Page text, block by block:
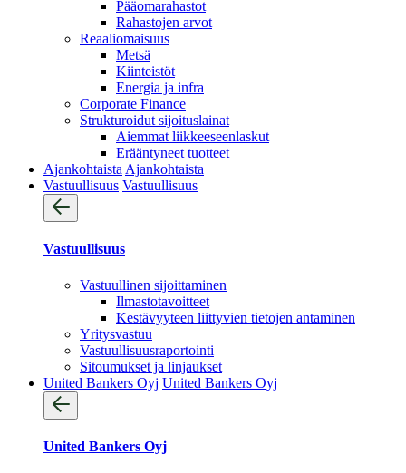
Pääomarahastot
Rahastojen arvot
Reaaliomaisuus
Metsä
Kiinteistöt
Energia ja infra
Corporate Finance
Strukturoidut sijoituslainat
Aiemmat liikkeeseenlaskut
Erääntyneet tuotteet
Ajankohtaista Ajankohtaista
Vastuullisuus Vastuullisuus
Vastuullisuus
Vastuullinen sijoittaminen
Ilmastotavoitteet
Kestävyyteen liittyvien tietojen antaminen
Yritysvastuu
Vastuullisuus­raportointi
Sitoumukset ja linjaukset
United Bankers Oyj United Bankers Oyj
United Bankers Oyj